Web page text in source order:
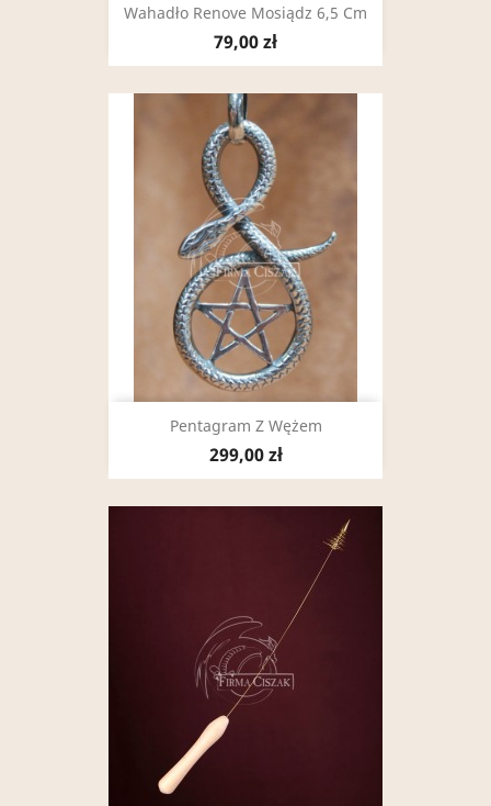
Wahadło Renove Mosiądz 6,5 Cm
79,00 zł
Pentagram Z Wężem
299,00 zł